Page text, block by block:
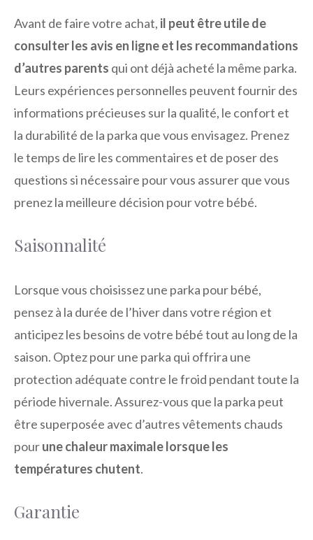
Avant de faire votre achat, il peut être utile de
consulter les avis en ligne et les recommandations
d’autres parents qui ont déjà acheté la même parka.
Leurs expériences personnelles peuvent fournir des
informations précieuses sur la qualité, le confort et
la durabilité de la parka que vous envisagez. Prenez
le temps de lire les commentaires et de poser des
questions si nécessaire pour vous assurer que vous
prenez la meilleure décision pour votre bébé.
Saisonnalité
Lorsque vous choisissez une parka pour bébé,
pensez à la durée de l’hiver dans votre région et
anticipez les besoins de votre bébé tout au long de la
saison. Optez pour une parka qui offrira une
protection adéquate contre le froid pendant toute la
période hivernale. Assurez-vous que la parka peut
être superposée avec d’autres vêtements chauds
pourune chaleur maximale lorsque les
températures chutent.
Garantie